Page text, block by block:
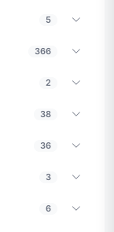
5
366
2
38
36
3
6